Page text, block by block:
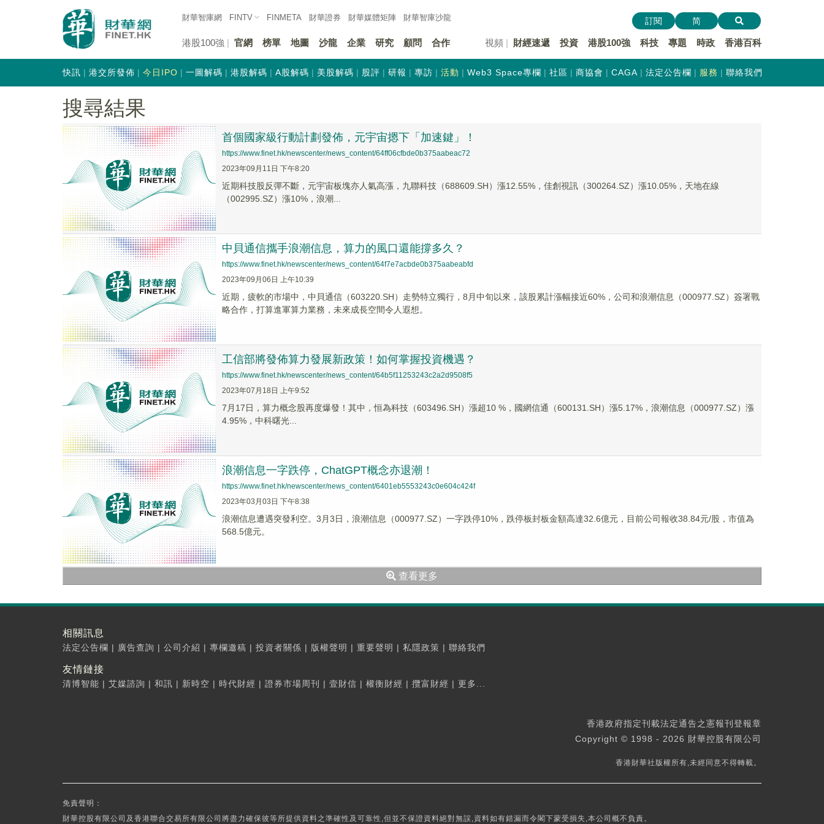
財華智庫網 FINTV FINMETA 財華證券 財華媒體矩陣 財華智庫沙龍
港股100強 官網 榜單 地圖 沙龍 企業 研究 顧問 合作 視頻 財經速遞 投資 港股100強 科技 專題 時政 香港百科
訂閱 简
快訊 港交所發佈 今日IPO 一圖解碼 港股解碼 A股解碼 美股解碼 股評 研報 專訪 活動 Web3 Space專欄 社區 商協會 CAGA 法定公告欄 服務 聯絡我們
搜尋結果
首個國家級行動計劃發佈，元宇宙摁下「加速鍵」！
https://www.finet.hk/newscenter/news_content/64ff06cfbde0b375aabeac72
2023年09月11日 下午8:20
近期科技股反彈不斷，元宇宙板塊亦人氣高漲，九聯科技（688609.SH）漲12.55%，佳創視訊（300264.SZ）漲10.05%，天地在線
（002995.SZ）漲10%，浪潮...
中貝通信攜手浪潮信息，算力的風口還能撐多久？
https://www.finet.hk/newscenter/news_content/64f7e7acbde0b375aabeabfd
2023年09月06日 上午10:39
近期，疲軟的市場中，中貝通信（603220.SH）走勢特立獨行，8月中旬以來，該股累計漲幅接近60%，公司和浪潮信息（000977.SZ）簽署戰
略合作，打算進軍算力業務，未來成長空間令人遐想。
工信部將發佈算力發展新政策！如何掌握投資機遇？
https://www.finet.hk/newscenter/news_content/64b5f11253243c2a2d9508f5
2023年07月18日 上午9:52
7月17日，算力概念股再度爆發！其中，恒為科技（603496.SH）漲超10 %，國網信通（600131.SH）漲5.17%，浪潮信息（000977.SZ）漲
4.95%，中科曙光...
浪潮信息一字跌停，ChatGPT概念亦退潮！
https://www.finet.hk/newscenter/news_content/6401eb5553243c0e604c424f
2023年03月03日 下午8:38
浪潮信息遭遇突發利空。3月3日，浪潮信息（000977.SZ）一字跌停10%，跌停板封板金額高達32.6億元，目前公司報收38.84元/股，市值為
568.5億元。
查看更多
相關訊息
法定公告欄 | 廣告查詢 | 公司介紹 | 專欄邀稿 | 投資者關係 | 版權聲明 | 重要聲明 | 私隱政策 | 聯絡我們
友情鏈接
清博智能 | 艾媒諮詢 | 和訊 | 新時空 | 時代財經 | 證券市場周刊 | 壹財信 | 權衡財經 | 攬富財經 | 更多...
香港政府指定刊載法定通告之憲報刊登報章
Copyright © 1998 - 2026 財華控股有限公司
香港財華社版權所有,未經同意不得轉載。
免責聲明：
財華控股有限公司及香港聯合交易所有限公司將盡力確保彼等所提供資料之準確性及可靠性,但並不保證資料絕對無誤,資料如有錯漏而令閣下蒙受損失,本公司概不負責。